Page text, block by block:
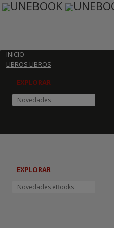
INICIO
LIBROS LIBROS
EXPLORAR
Novedades
EXPLORAR
Novedades eBooks